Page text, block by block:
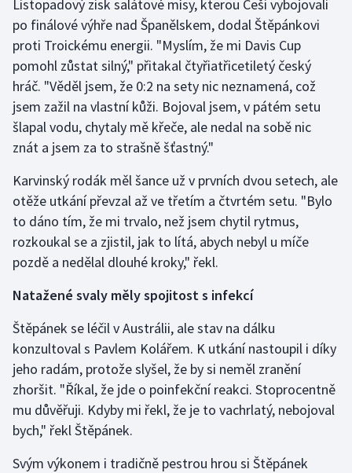
Jezdectví
Judo
Krasobruslení
Lezení
Lyže a snowboard
Moderní pětiboj
Motorsport
Plavání
Plážový volejbal
Ragby
Rychlobruslení
Listopadový zisk salátové mísy, kterou Češi vybojovali
po finálové výhře nad Španělskem, dodal Štěpánkovi
proti Troickému energii. "Myslím, že mi Davis Cup
pomohl zůstat silný," přitakal čtyřiatřicetiletý český
hráč. "Věděl jsem, že 0:2 na sety nic neznamená, což
jsem zažil na vlastní kůži. Bojoval jsem, v pátém setu
šlapal vodu, chytaly mě křeče, ale nedal na sobě nic
znát a jsem za to strašně šťastný."
Karvinský rodák měl šance už v prvních dvou setech, ale
otěže utkání převzal až ve třetím a čtvrtém setu. "Bylo
to dáno tím, že mi trvalo, než jsem chytil rytmus,
rozkoukal se a zjistil, jak to lítá, abych nebyl u míče
pozdě a nedělal dlouhé kroky," řekl.
Natažené svaly měly spojitost s infekcí
Štěpánek se léčil v Austrálii, ale stav na dálku
konzultoval s Pavlem Kolářem. K utkání nastoupil i díky
jeho radám, protože slyšel, že by si neměl zranění
zhoršit. "Říkal, že jde o poinfekční reakci. Stoprocentně
mu důvěřuji. Kdyby mi řekl, že je to vachrlatý, nebojoval
bych," řekl Štěpánek.
Svým výkonem i tradičně pestrou hrou si Štěpánek